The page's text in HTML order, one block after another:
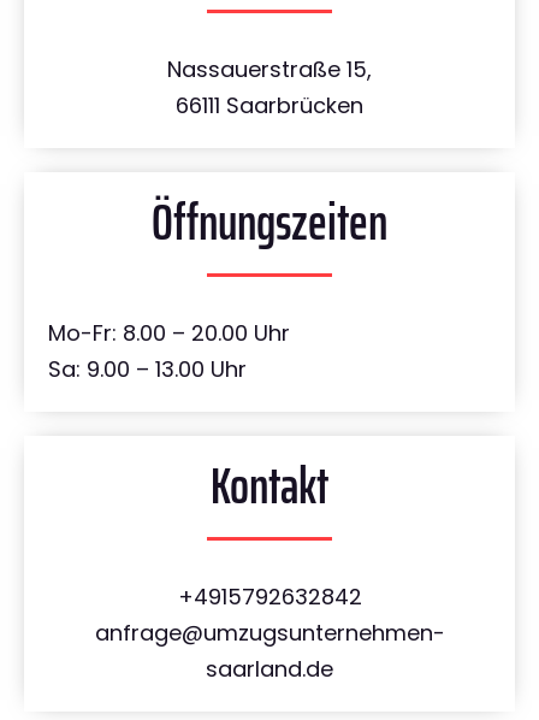
Nassauerstraße 15,
66111 Saarbrücken
Öffnungszeiten
Mo-Fr: 8.00 – 20.00 Uhr
Sa: 9.00 – 13.00 Uhr
Kontakt
+4915792632842
anfrage@umzugsunternehmen-
saarland.de